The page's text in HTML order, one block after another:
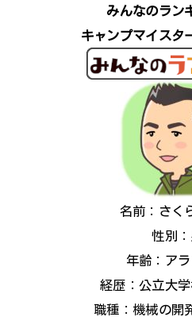
みんなのラン
キャンプマイスタ
名前：さく
性別：
年齢：ア
経歴：公立大
職種：機械の開